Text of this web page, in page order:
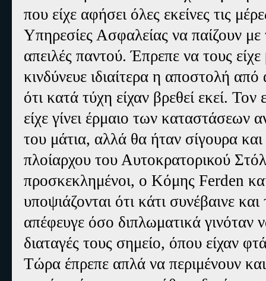
που είχε αφήσει όλες εκείνες τις
Υπηρεσίες Ασφαλείας να παίζουν
απειλές παντού. Έπρεπε να τους
κινδύνευε ιδιαίτερα η αποστολή
ότι κατά τύχη είχαν βρεθεί εκεί.
είχε γίνει έρμαιο των καταστάσεων
του μάτια, αλλά θα ήταν σίγουρα
πλοίαρχου του Αυτοκρατορικού
προσκεκλημένοι, ο Κόμης Ferden και
υποψιάζονται ότι κάτι συνέβαινε
απέφευγε όσο διπλωματικά γινόταν
διαταγές τους σημείο, όπου είχαν
Τώρα έπρεπε απλά να περιμένουν